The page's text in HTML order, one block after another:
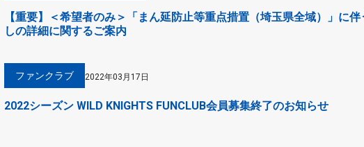
【重要】＜希望者のみ＞「まん延防止等重点措置（埼玉県全域）」に
しの詳細に関するご案内
ファンクラブ 2022年03月17日
2022シーズン WILD KNIGHTS FUNCLUB会員募集終了のお知らせ